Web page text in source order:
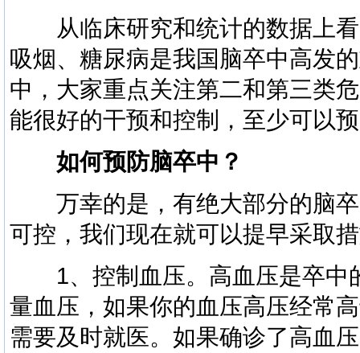
从临床研究和统计的数据上看
吸烟、糖尿病是我国脑卒中高发
中，大家重点关注第二和第三类
能很好的干预和控制，至少可以
如何预防脑卒中？
万幸的是，有绝大部分的脑卒
可控，我们现在就可以提早采取
1、控制血压。高血压是卒中
量血压，如果你的血压高压经常
需要及时就医。如果确诊了高血